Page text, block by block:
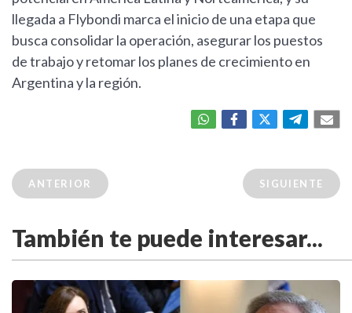
llegada a Flybondi marca el inicio de una etapa que
busca consolidar la operación, asegurar los puestos
de trabajo y retomar los planes de crecimiento en
Argentina y la región.
ANTERIOR SIGUIENTE
También te puede interesar...